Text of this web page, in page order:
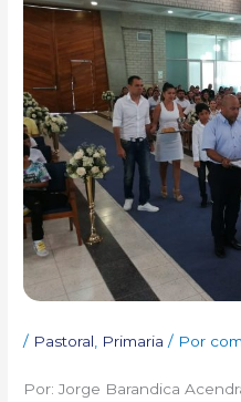
/ Pastoral Primaria / Por
Por: Jorge Barandica